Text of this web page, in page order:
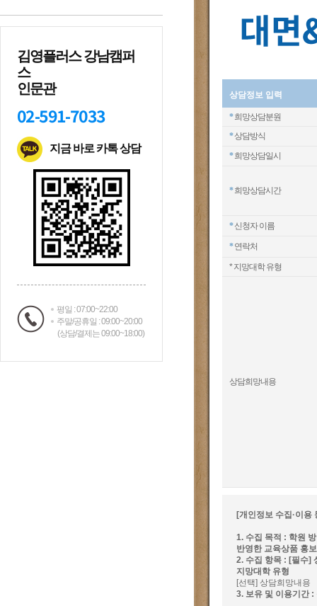
김영플러스 강남캠퍼
스
인문관
02-591-7033
지금 바로 카톡 상담
평일 : 07:00~22:00
주말/공휴일 : 09:00~20:00
(상담/결제는 09:00~18:00)
상담정보 입력
*희망상담분원
*상담방식
*희망상담일시
*희망상담시간
*신청자 이름
*연락처
* 지망대학 유형
상담희망내용
[개인정보 수집·이용
1. 수집 목적 : 학원
반영한 교육상품 홍
2. 수집 항목 : [필수]
지망대학 유형
[선택] 상담희망내용
3. 보유 및 이용기간